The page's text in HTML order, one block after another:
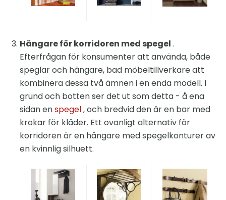
Hängare för korridoren med spegel .
Efterfrågan för konsumenter att använda, både
speglar och hängare, bad möbeltillverkare att
kombinera dessa två ämnen i en enda modell. I
grund och botten ser det ut som detta - å ena
sidan enspegel, och bredvid den är en bar med
krokar för kläder. Ett ovanligt alternativ för
korridoren är en hängare med spegelkonturer av
en kvinnlig silhuett.